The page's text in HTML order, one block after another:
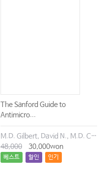
The Sanford Guide to
Antimicro...
M.D. Gilbert, David N., M.D. Chambers, Henry F., M.D. Eliopoulos, George M., M.D. Saag, Michael S., M.D. Pavia, Andrew T.
48,000
30,000won
베스트 할인 인기